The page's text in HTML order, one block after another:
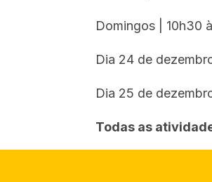
Domingos | 10h30
Dia 24 de
Dia 25 de
Todas as